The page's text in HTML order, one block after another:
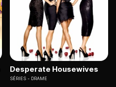
Desperate Housewives
SÉRIES DRAME